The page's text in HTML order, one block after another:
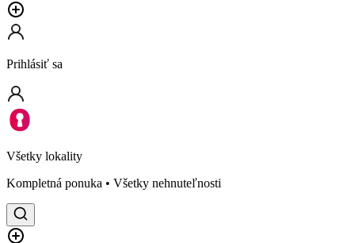
Prihlásiť sa
Všetky lokality
Kompletná ponuka • Všetky nehnuteľnosti